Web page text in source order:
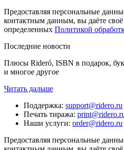
Предоставляя персональные
контактным данным, вы даёте своё
определенных Политикой
Последние новости
Плюсы Rideró, ISBN в подарок,
и многое другое
Читать дальше
Поддержка: support@ridero.ru
Печать тиража:
Наши услуги: order@ridero.ru
Предоставляя персональные